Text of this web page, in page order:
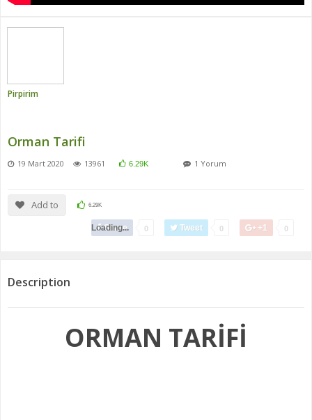
Pirpirim
Orman Tarifi
19 Mart 2020 13961 6.29K 1 Yorum
Add to 6.29K
Share 0 Tweet 0 +1 0
Loading...
Description
ORMAN TARİFİ